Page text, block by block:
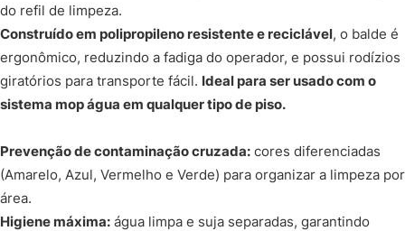
do refil de limpeza.
Construído em polipropileno resistente e reciclável, o balde é
ergonômico, reduzindo a fadiga do operador, e possui rodízios
giratórios para transporte fácil. Ideal para ser usado com o
sistema mop água em qualquer tipo de piso.
Prevenção de contaminação cruzada: cores diferenciadas
(Amarelo, Azul, Vermelho e Verde) para organizar a limpeza por
área.
Higiene máxima: água limpa e suja separadas, garantindo